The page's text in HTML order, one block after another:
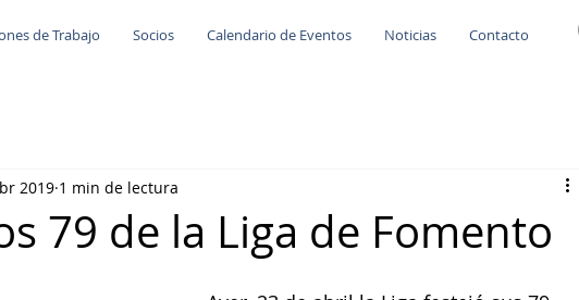
de Trabajo Socios Calendario de Eventos Noticias Contacto
79 de la Liga de Fomento
2019 1 min de lectura